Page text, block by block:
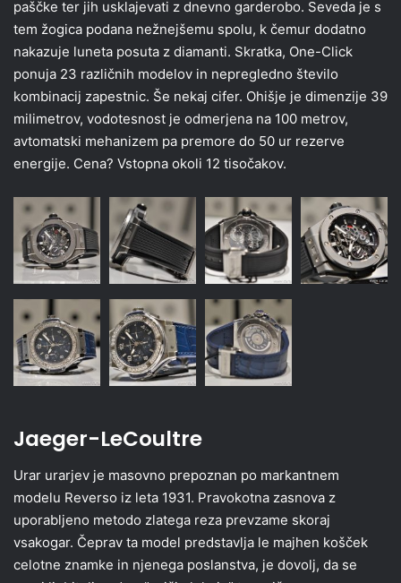
paščke ter jih usklajevati z dnevno garderobo. Seveda je s
tem žogica podana nežnejšemu spolu, k čemur dodatno
nakazuje luneta posuta z diamanti. Skratka, One-Click
ponuja 23 različnih modelov in nepregledno število
kombinacij zapestnic. Še nekaj cifer. Ohišje je dimenzije 39
milimetrov, vodotesnost je odmerjena na 100 metrov,
avtomatski mehanizem pa premore do 50 ur rezerve
energije. Cena? Vstopna okoli 12 tisočakov.
Jaeger-LeCoultre
Urar urarjev je masovno prepoznan po markantnem
modelu Reverso iz leta 1931. Pravokotna zasnova z
uporabljeno metodo zlatega reza prevzame skoraj
vsakogar. Čeprav ta model predstavlja le majhen košček
celotne znamke in njenega poslanstva, je dovolj, da se